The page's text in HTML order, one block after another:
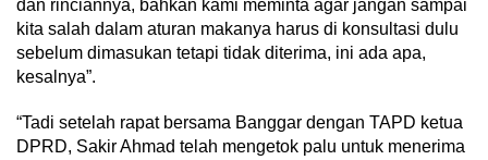
dan rinciannya, bahkan kami meminta agar jangan sampai
kita salah dalam aturan makanya harus di konsultasi dulu
sebelum dimasukan tetapi tidak diterima, ini ada apa,
kesalnya”.
“Tadi setelah rapat bersama Banggar dengan TAPD ketua
DPRD, Sakir Ahmad telah mengetok palu untuk menerima